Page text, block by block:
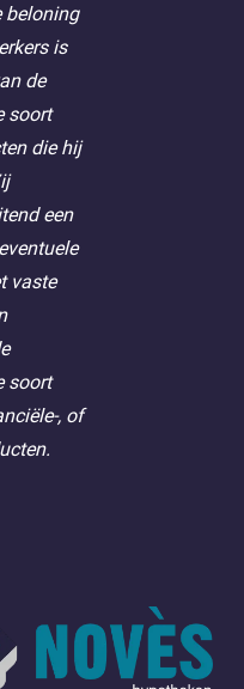
beloning
is
de
soort
die hij
een
vaste
soort
, of